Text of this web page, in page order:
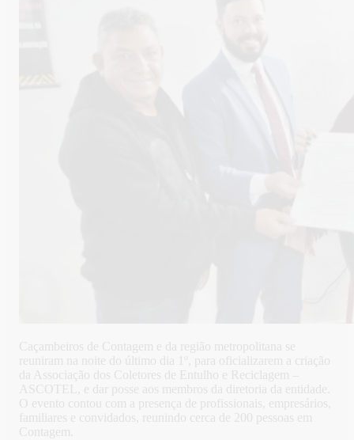
Caçambeiros de Contagem e da região metropolitana se
reuniram na noite do último dia 1º, para oficializarem a criação
da Associação dos Coletores de Entulho e Reciclagem –
ASCOTEL, e dar posse aos membros da diretoria da entidade.
O evento contou com a presença de profissionais, empresários,
familiares e convidados, reunindo cerca de 200 pessoas em
Contagem.